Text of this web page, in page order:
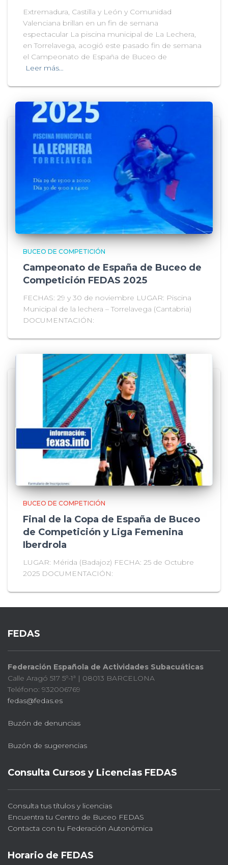
Extremadura, Castilla y León y Comunidad
Valenciana brillan en un fin de semana
espectacular La piscina municipal de La Lechera,
en Torrelavega, acogió este pasado fin de semana
el Campeonato de España de Buceo de
Leer más…
BUCEO DE COMPETICIÓN
Campeonato de España de Buceo de
Competición FEDAS 2025
FECHAS: 29 y 30 de noviembre LUGAR: Piscina
Municipal de la lechera – Torrelavega (Cantabria)
DOCUMENTACIÓN:
BUCEO DE COMPETICIÓN
Final de la Copa de España de Buceo
de Competición y Liga Femenina
Iberdrola
LUGAR: Mérida (Badajoz) FECHA: 25 de Octubre
2025 DOCUMENTACIÓN:
FEDAS
Federación Española de Actividades Subacuáticas
Calle Aragó 517 5º-1ª | 08013 BARCELONA
Teléfono: 932006769
fedas@fedas.es
Buzón de denuncias
Buzón de sugerencias
Consulta Cursos y Licencias FEDAS
Consulta tus títulos y licencias
Encuentra tu Centro de Buceo FEDAS
Contacta con tu Federación Autonómica
Horario de FEDAS